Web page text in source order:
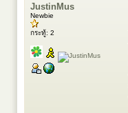
JustinMus
Newbie
กระทู้: 2